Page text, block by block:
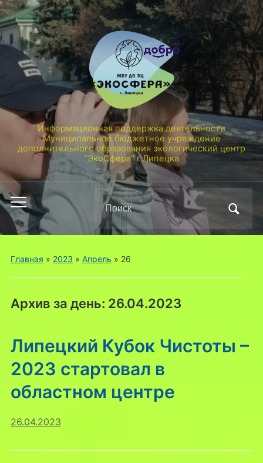
Информационная поддержка деятельности
Муниципальное бюджетное учреждение
дополнительного образования экологический центр
"ЭкоСфера" г.Липецка
Переключить
мобильное
меню
Поиск
по:
Главная » 2023 » Апрель » 26
Архив за день: 26.04.2023
Липецкий Кубок Чистоты –
2023 стартовал в
областном центре
26.04.2023